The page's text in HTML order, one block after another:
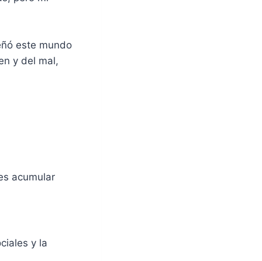
este mundo
y del mal,
acumular
y la